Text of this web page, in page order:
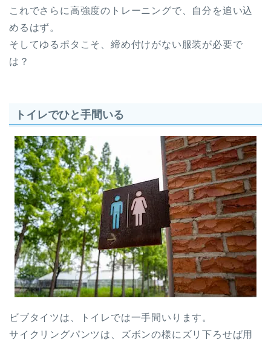
これでさらに高強度のトレーニングで、自分を追い込
めるはず。
そしてゆるポタこそ、締め付けがない服装が必要で
は？
トイレでひと手間いる
ビブタイツは、トイレでは一手間いります。
サイクリングパンツは、ズボンの様にズリ下ろせば用